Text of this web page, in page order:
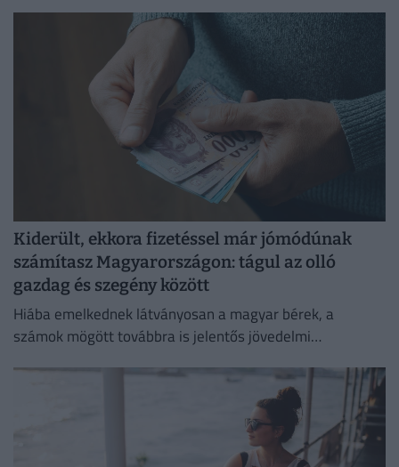
Kiderült, ekkora fizetéssel már jómódúnak
számítasz Magyarországon: tágul az olló
gazdag és szegény között
Hiába emelkednek látványosan a magyar bérek, a
számok mögött továbbra is jelentős jövedelmi